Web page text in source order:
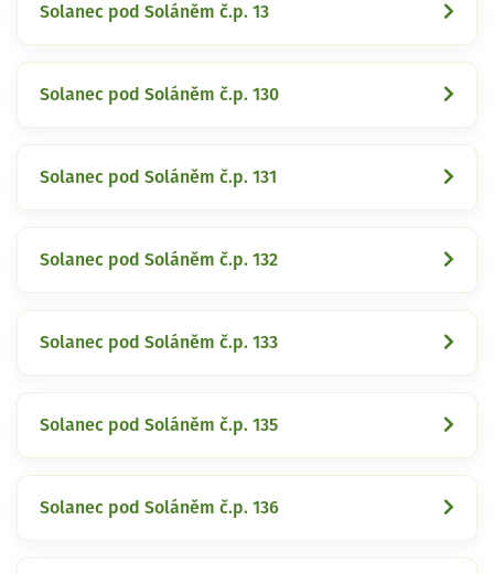
Solanec pod Soláněm č.p. 13
Solanec pod Soláněm č.p. 130
Solanec pod Soláněm č.p. 131
Solanec pod Soláněm č.p. 132
Solanec pod Soláněm č.p. 133
Solanec pod Soláněm č.p. 135
Solanec pod Soláněm č.p. 136